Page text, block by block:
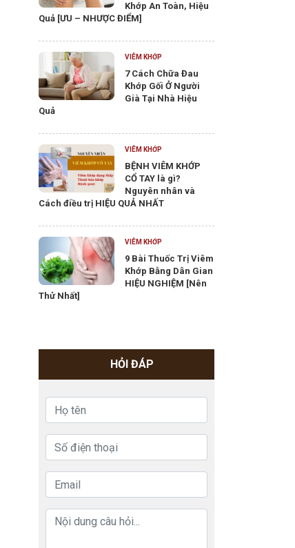
Khớp An Toàn, Hiệu
Quả [ƯU – NHƯỢC ĐIỂM]
VIÊM KHỚP
7 Cách Chữa Đau
Khớp Gối Ở Người
Già Tại Nhà Hiệu
Quả
VIÊM KHỚP
BỆNH VIÊM KHỚP
CỔ TAY là gì?
Nguyên nhân và
Cách điều trị HIỆU QUẢ NHẤT
VIÊM KHỚP
9 Bài Thuốc Trị Viêm
Khớp Bằng Dân Gian
HIỆU NGHIỆM [Nên
Thử Nhất]
HỎI ĐÁP